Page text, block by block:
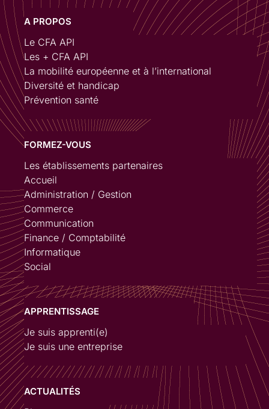
A PROPOS
Le CFA API
Les + CFA API
La mobilité européenne et à l’international
Diversité et handicap
Prévention santé
FORMEZ-VOUS
Les établissements partenaires
Accueil
Administration / Gestion
Commerce
Communication
Finance / Comptabilité
Informatique
Social
APPRENTISSAGE
Je suis apprenti(e)
Je suis une entreprise
ACTUALITÉS